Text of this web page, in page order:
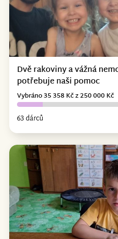
Dvě rakoviny a vážná
potřebuje naši pomoc
63 dárců
Vybráno 35 358 Kč z 250 000 Kč